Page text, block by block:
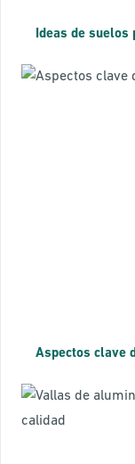
Ideas de
Aspectos clave